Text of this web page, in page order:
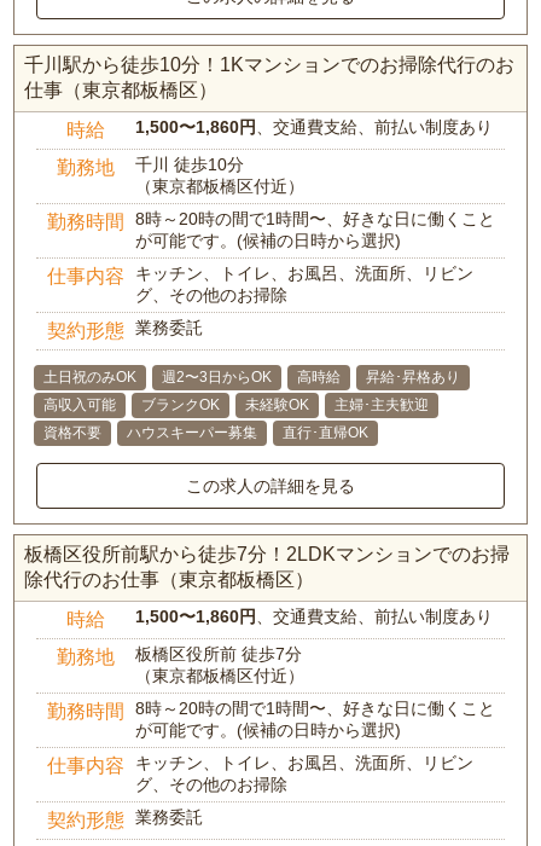
千川駅から徒歩10分！1Kマンションでのお掃除代行のお
仕事（東京都板橋区）
時給 1,500〜1,860円 、交通費支給、前払い制度あり
勤務地
千川 徒歩10分
（東京都板橋区付近）
勤務時間
8時～20時の間で1時間〜、好きな日に働くこと
が可能です。(候補の日時から選択)
仕事内容
キッチン、トイレ、お風呂、洗面所、リビン
グ、その他のお掃除
契約形態 業務委託
土日祝のみOK 週2〜3日からOK 高時給
昇給･昇格あり
高収入可能
ブランクOK 未経験OK
主婦･主夫歓迎
資格不要
ハウスキーパー募集 直行･直帰OK
この求人の詳細を見る
板橋区役所前駅から徒歩7分！2LDKマンションでのお掃
除代行のお仕事（東京都板橋区）
時給 1,500〜1,860円 、交通費支給、前払い制度あり
勤務地
板橋区役所前 徒歩7分
（東京都板橋区付近）
勤務時間
8時～20時の間で1時間〜、好きな日に働くこと
が可能です。(候補の日時から選択)
仕事内容
キッチン、トイレ、お風呂、洗面所、リビン
グ、その他のお掃除
契約形態 業務委託